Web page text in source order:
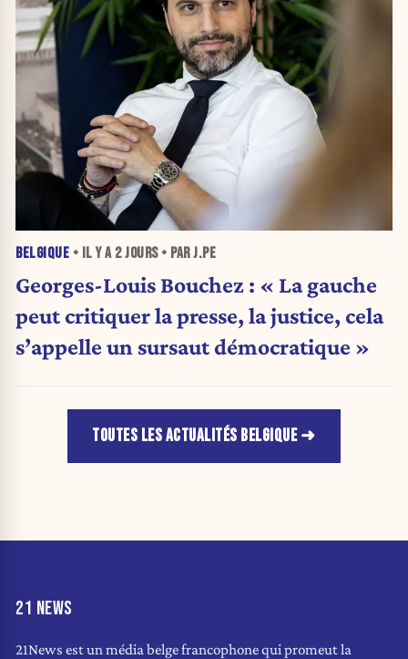
BELGIQUE • IL Y A 2 JOURS• PAR J.PE
Georges-Louis Bouchez : « La gauche
peut critiquer la presse, la justice, cela
s’appelle un sursaut démocratique »
TOUTES LES ACTUALITÉS BELGIQUE
21 NEWS
21News est un média belge francophone qui promeut la